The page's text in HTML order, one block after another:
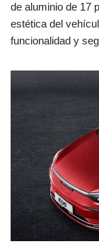
de aluminio de 17
estética del
funcionalidad y